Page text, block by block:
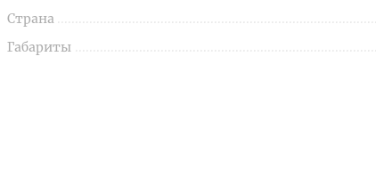
Страна
Габариты